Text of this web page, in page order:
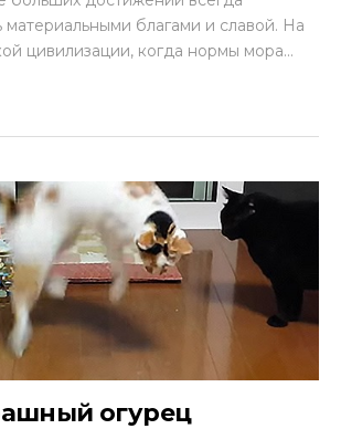
материальными благами и славой. На
цивилизации, когда нормы мора...
огурец